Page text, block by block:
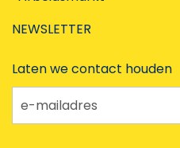
NEWSLETTER
Laten we contact houden
e-mailadres